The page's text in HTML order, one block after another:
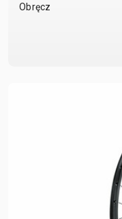
Obręcz